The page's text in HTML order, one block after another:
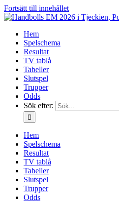
Fortsätt till innehållet
Hem
Spelschema
Resultat
TV tablå
Tabeller
Slutspel
Trupper
Odds
Sök efter:
Hem
Spelschema
Resultat
TV tablå
Tabeller
Slutspel
Trupper
Odds